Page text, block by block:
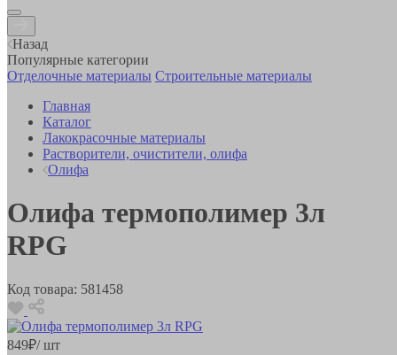
Назад
Популярные категории
Отделочные материалы Строительные материалы
Главная
Каталог
Лакокрасочные материалы
Растворители, очистители, олифа
Олифа
Олифа термополимер 3л
RPG
Код товара: 581458
849₽/ шт